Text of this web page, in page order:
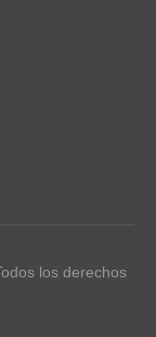
los derechos